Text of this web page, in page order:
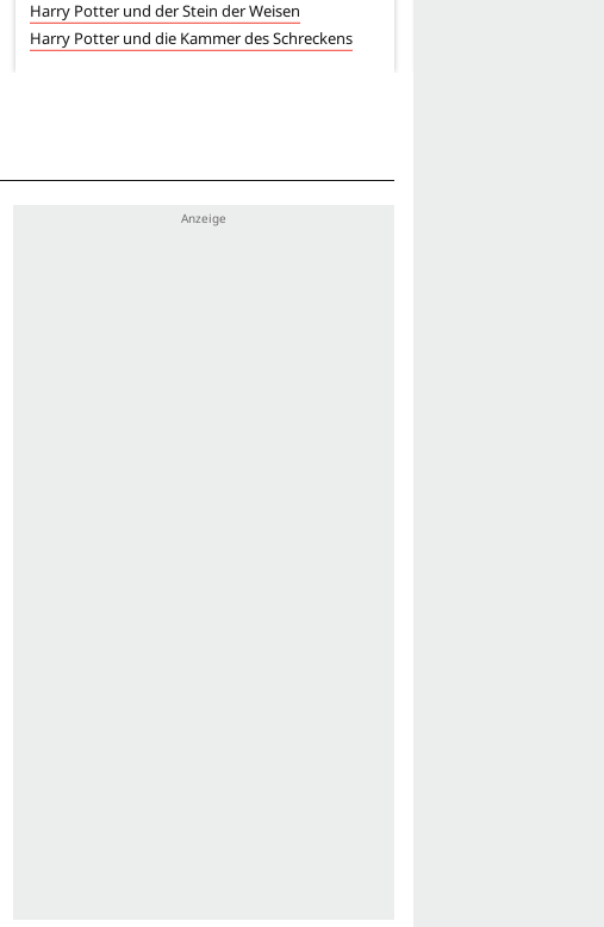
Harry Potter und der Stein der Weisen
Harry Potter und die Kammer des Schreckens